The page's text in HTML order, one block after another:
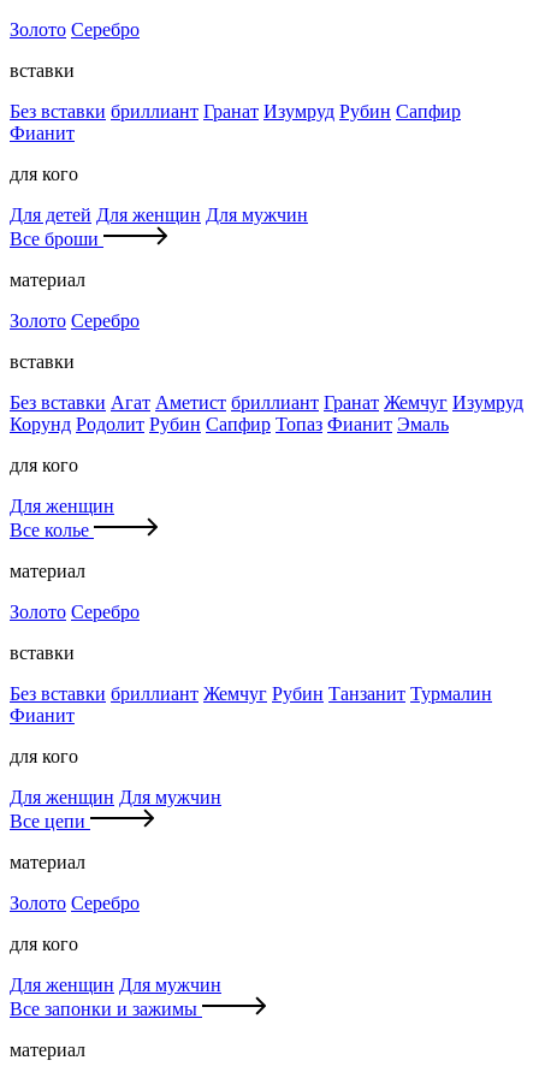
Золото Серебро
вставки
Без вставки бриллиант Гранат Изумруд Рубин Сапфир
Фианит
для кого
Для детей Для женщин Для мужчин
Все броши
материал
Золото Серебро
вставки
Без вставки Агат Аметист бриллиант Гранат Жемчуг Изумруд
Корунд Родолит Рубин Сапфир Топаз Фианит Эмаль
для кого
Для женщин
Все колье
материал
Золото Серебро
вставки
Без вставки бриллиант Жемчуг Рубин Танзанит Турмалин
Фианит
для кого
Для женщин Для мужчин
Все цепи
материал
Золото Серебро
для кого
Для женщин Для мужчин
Все запонки и зажимы
материал